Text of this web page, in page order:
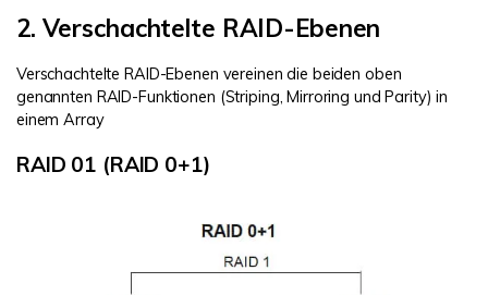
2. Verschachtelte RAID-Ebenen
Verschachtelte RAID-Ebenen vereinen die beiden oben
genannten RAID-Funktionen (Striping, Mirroring und Parity) in
einem Array
RAID 01 (RAID 0+1)